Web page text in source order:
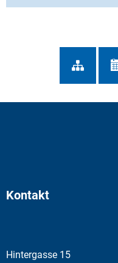
Kontakt
Hintergasse 15